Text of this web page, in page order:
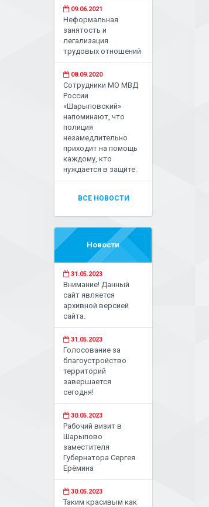
09.06.2021
Неформальная
занятость и
легализация
трудовых отношений
08.09.2020
Сотрудники МО МВД
России
«Шарыповский»
напоминают, что
полиция
незамедлительно
приходит на помощь
каждому, кто
нуждается в защите.
ВСЕ НОВОСТИ
Новости
31.05.2023
Внимание! Данный
сайт является
архивной версией
сайта.
31.05.2023
Голосование за
благоустройство
территорий
завершается
сегодня!
30.05.2023
Рабочий визит в
Шарыпово
заместителя
Губернатора Сергея
Ерёмина
30.05.2023
Таким красивым как